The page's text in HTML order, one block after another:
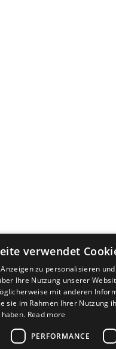
verwendet
zu personalisieren
Ihre Nutzung unserer
mit anderen
sie im Rahmen Ihrer Nutzung
haben. Read more
PERFORMANCE